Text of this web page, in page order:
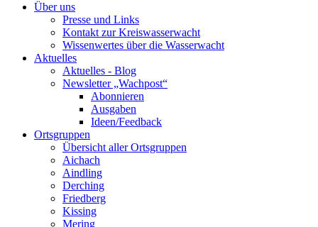
Über uns
Presse und Links
Kontakt zur Kreiswasserwacht
Wissenwertes über die Wasserwacht
Aktuelles
Aktuelles - Blog
Newsletter „Wachpost“
Abonnieren
Ausgaben
Ideen/Feedback
Ortsgruppen
Übersicht aller Ortsgruppen
Aichach
Aindling
Derching
Friedberg
Kissing
Mering